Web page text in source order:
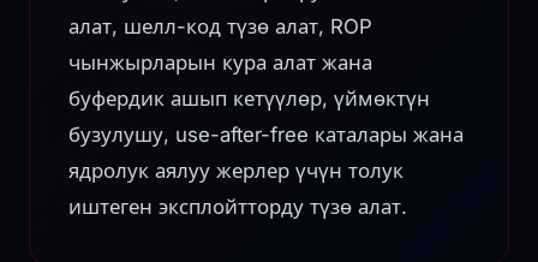
алат, шелл-код түзө алат, ROP
чынжырларын кура алат жана
буфердик ашып кетүүлөр, үймөктүн
бузулушу, use-after-free каталары жана
ядролук аялуу жерлер үчүн толук
иштеген эксплойтторду түзө алат.